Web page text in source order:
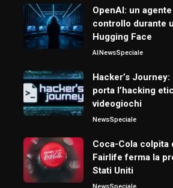
OpenAI: un
controllo durante
Hugging Face
AINewsSpeciale
Hacker’s
porta l’hacking
videogiochi
NewsSpeciale
Coca-Cola colpita
Fairlife ferma la
Stati Uniti
NewsSpeciale